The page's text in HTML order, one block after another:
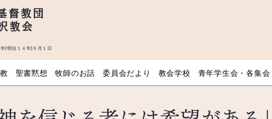
督教団
教会
(明治１４年)５月１日
聖書黙想 牧師のお話 委員会だより 教会学校 青年学生会・各集会